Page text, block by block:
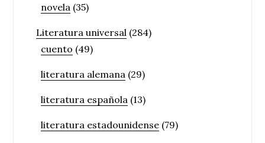
novela (35)
Literatura universal (284)
cuento (49)
literatura alemana (29)
literatura española (13)
literatura estadounidense (79)